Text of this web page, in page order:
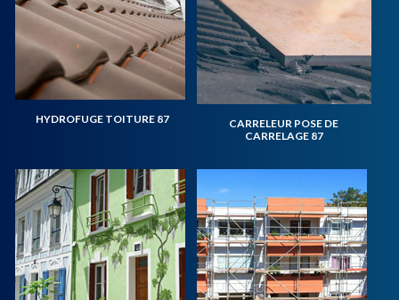
HYDROFUGE TOITURE 87
CARRELEUR POSE DE
CARRELAGE 87